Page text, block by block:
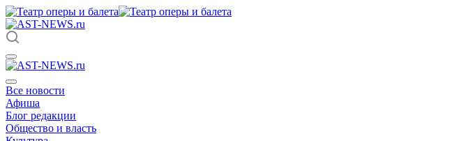
Все новости
Афиша
Блог редакции
Общество и власть